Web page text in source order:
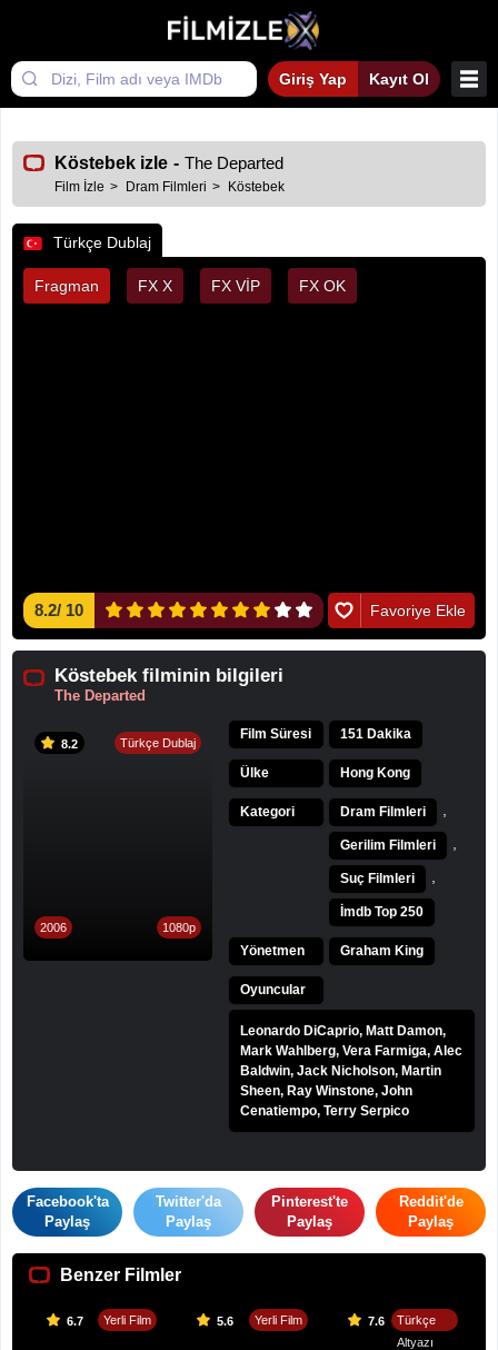
Giriş Yap Kayıt Ol
Köstebek izle - The Departed
Film İzle Dram Filmleri Köstebek
Türkçe Dublaj
Fragman FX X FX VİP FX OK
8.2/ 10 Favoriye Ekle
Köstebek filminin bilgileri
The Departed
8.2 Türkçe Dublaj
2006 1080p
Film Süresi 151 Dakika
Ülke Hong Kong
Kategori Dram Filmleri
Gerilim Filmleri
Suç Filmleri
İmdb Top 250
Yönetmen Graham King
Oyuncular
Leonardo DiCaprio, Matt Damon,
Mark Wahlberg, Vera Farmiga, Alec
Baldwin, Jack Nicholson, Martin
Sheen, Ray Winstone, John
Cenatiempo, Terry Serpico
Facebook'ta
Paylaş
Twitter'da
Paylaş
Pinterest'te
Paylaş
Reddit'de
Paylaş
Benzer Filmler
6.7 Yerli Film 5.6 Yerli Film 7.6
Türkçe
Altyazı